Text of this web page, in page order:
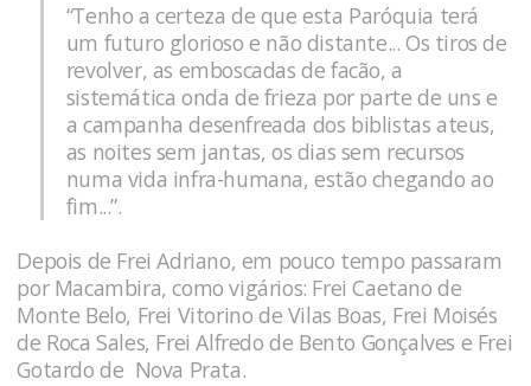
“Tenho a certeza de que esta Paróquia terá
um futuro glorioso e não distante... Os tiros de
revolver, as emboscadas de facão, a
sistemática onda de frieza por parte de uns e
a campanha desenfreada dos biblistas ateus,
as noites sem jantas, os dias sem recursos
numa vida infra-humana, estão chegando ao
fim...”.
Depois de Frei Adriano, em pouco tempo passaram
por Macambira, como vigários: Frei Caetano de
Monte Belo, Frei Vitorino de Vilas Boas, Frei Moisés
de Roca Sales, Frei Alfredo de Bento Gonçalves e Frei
Gotardo de Nova Prata.